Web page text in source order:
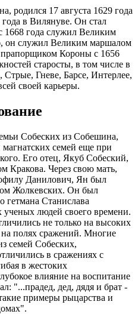
родился 17 августа 1629 года
в Вилянуве. Он стал
1668 года служил Великим
он служил Великим маршалом
Короны с 1656
старосты, в том числе в
Стрые, Гневе, Барсе, Интерлее,
своей карьеры.
Собеских из Собешина,
магнатских семей еще при
Его отец, Якуб Собеский,
Кракова. Через свою мать,
Данилович, Ян был
Жолкевских. Он был
гетмана Станислава
людей своего времени.
не только на высоких
на полях сражений. Многие
семей Собеских,
в сражениях с
в жестоких
влияние на воспитание
"...прадед, дед, дядя и брат -
примеры рыцарства и